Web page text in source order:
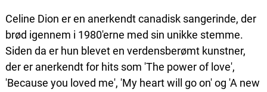
Celine Dion er en anerkendt canadisk sangerinde, der
brød igennem i 1980'erne med sin unikke stemme.
Siden da er hun blevet en verdensberømt kunstner,
der er anerkendt for hits som 'The power of love',
'Because you loved me', 'My heart will go on' og 'A new